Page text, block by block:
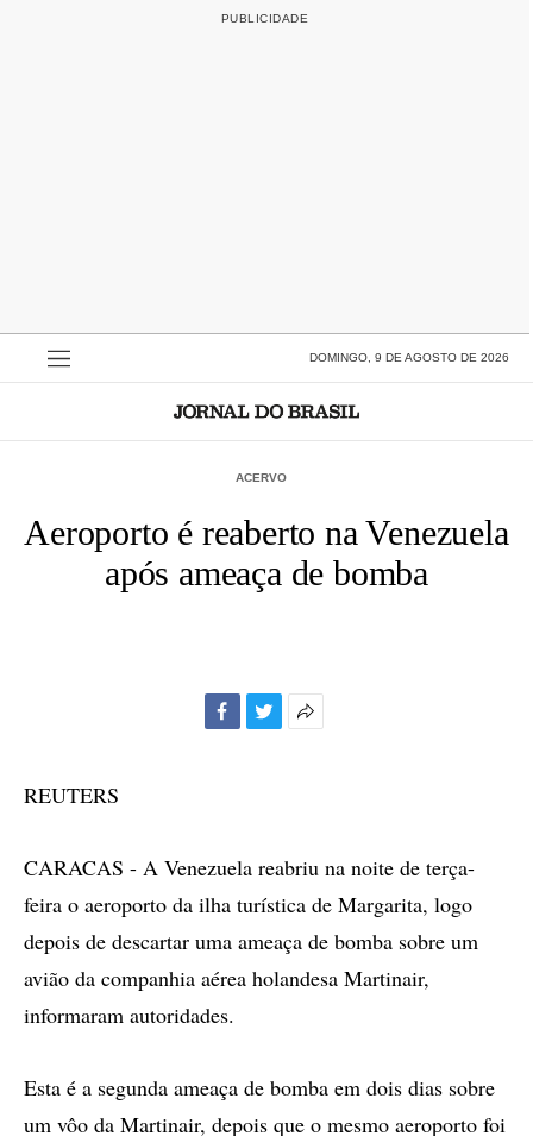
DOMINGO, 9 DE AGOSTO DE 2026
ACERVO
Aeroporto é reaberto na Venezuela
após ameaça de bomba
REUTERS
CARACAS - A Venezuela reabriu na noite de terça-
feira o aeroporto da ilha turística de Margarita, logo
depois de descartar uma ameaça de bomba sobre um
avião da companhia aérea holandesa Martinair,
informaram autoridades.
Esta é a segunda ameaça de bomba em dois dias sobre
um vôo da Martinair, depois que o mesmo aeroporto foi